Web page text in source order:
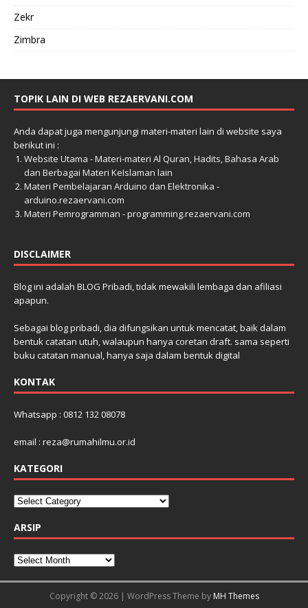
Zekr
Zimbra
TOPIK LAIN DI WEB REZAERVANI.COM
Anda dapat juga mengunjungi materi-materi lain di website saya
berikut ini :
Website Utama - Materi-materi Al Quran, Hadits, Bahasa Arab
dan Berbagai Materi KeIslaman lain
Materi Pembelajaran Arduino dan Elektronika -
arduino.rezaervani.com
Materi Pemrogramman - programming.rezaervani.com
DISCLAIMER
Blog ini adalah BLOG Pribadi, tidak mewakili lembaga dan afiliasi
apapun.
Sebagai blog pribadi, dia difungsikan untuk mencatat, baik dalam
bentuk catatan utuh, walaupun hanya coretan draft. sama seperti
buku catatan manual, hanya saja dalam bentuk digital
KONTAK
Whatsapp : 0812 132 08078
email : reza@rumahilmu.or.id
KATEGORI
ARSIP
Copyright © 2026 | WordPress Theme by MH Themes